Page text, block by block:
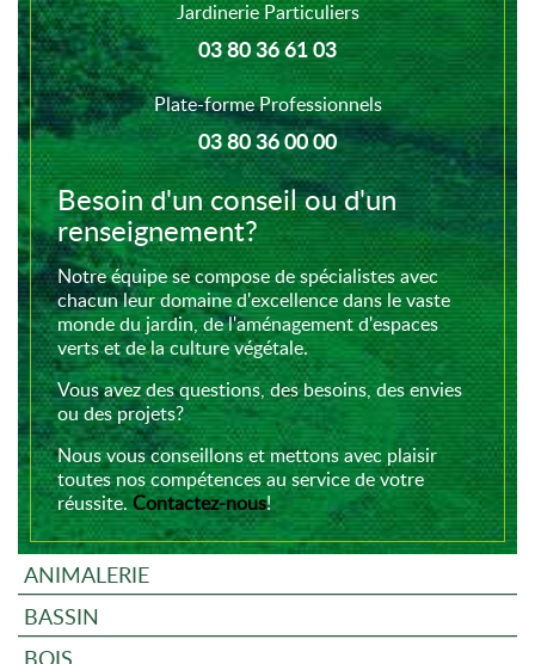
Jardinerie Particuliers
03 80 36 61 03
Plate-forme Professionnels
03 80 36 00 00
Besoin d'un conseil ou d'un
renseignement?
Notre équipe se compose de spécialistes avec
chacun leur domaine d'excellence dans le vaste
monde du jardin, de l'aménagement d'espaces
verts et de la culture végétale.
Vous avez des questions, des besoins, des envies
ou des projets?
Nous vous conseillons et mettons avec plaisir
toutes nos compétences au service de votre
réussite.Contactez-nous!
ANIMALERIE
BASSIN
BOIS